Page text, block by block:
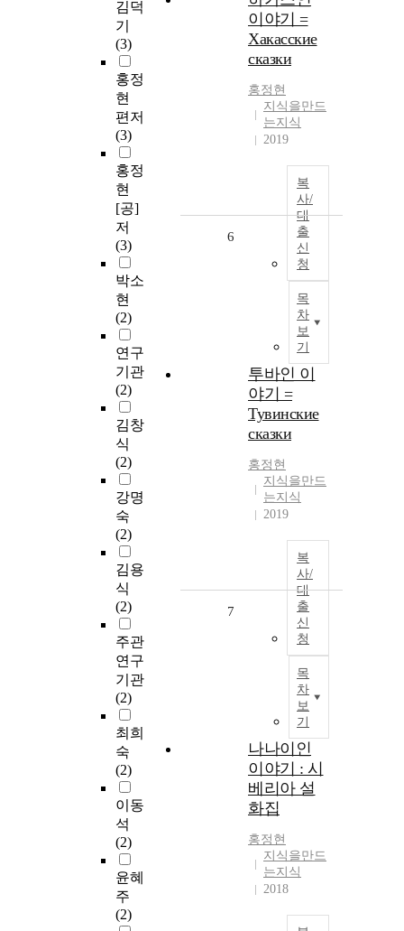
김덕
기
(3)
홍정
현
편저
(3)
홍정
현
[공]
저
(3)
박소
현
(2)
연구
기관
(2)
김창
식
(2)
강명
숙
(2)
김용
식
(2)
주관
연구
기관
(2)
최희
숙
(2)
이동
석
(2)
윤혜
주
(2)
이야기 =
Хакасские
сказки
홍정현
지식을만드
는지식
2019
복
사/
대
출
신
청
목
차
보
기
6
투바인 이
야기 =
Тувинские
сказки
홍정현
지식을만드
는지식
2019
복
사/
대
출
신
청
목
차
보
기
7
나나이인
이야기 : 시
베리아 설
화집
홍정현
지식을만드
는지식
2018